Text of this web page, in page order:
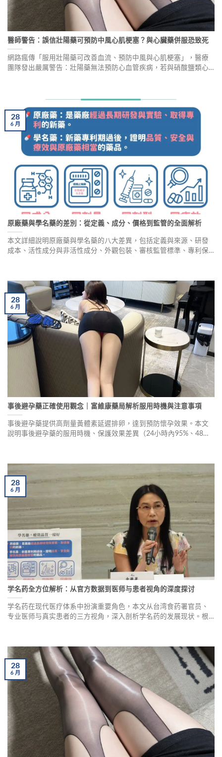
醫師警告：誤信壯陽藥可預防中風心肌梗塞？與心臟藥併服恐致死
網路瘋傳「服用壯陽藥可改善血流、預防中風與心肌梗塞」，醫療
團隊發出嚴厲警告：壯陽藥無法預防心血管疾病，若與硝酸鹽類心
原廠藥與學名藥的差別：從定義、成分、價格到監管的全面解析
本文詳細說明原廠藥與學名藥的八大差異，包括定義與來源、研發
成本、活性成分與非活性成分、外觀包裝、審核監管標準、專利保
28
6月
事後避孕藥正確使用觀念｜富維康藥局解析服用時機與注意事項
事後避孕藥提供高劑量黃體素延遲排卵，達到預防懷孕效果。本文
說明事後避孕藥的服用時機、保護效果差異（24小時內95%、48小
月經週期混亂、荷爾蒙失調等副作用。
28
6月
学名药全方位解析：从官方数据到医师与患者视角的深度探讨
学名药在现代医疗体系中扮演重要角色，本文从台湾食药署官员、
专业医师与真实患者的三方视角，深入剖析学名药的发展现状。根
安全性。文章详细探讨学名药对慢性病患者的好处、全球医疗贡
献，以及未来发展趋势。
28
6月
28
6月